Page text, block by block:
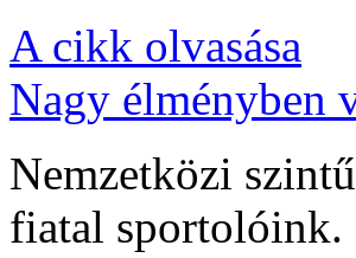
A cikk olvasása
Nagy élményben
Nemzetközi
fiatal sportolóink.